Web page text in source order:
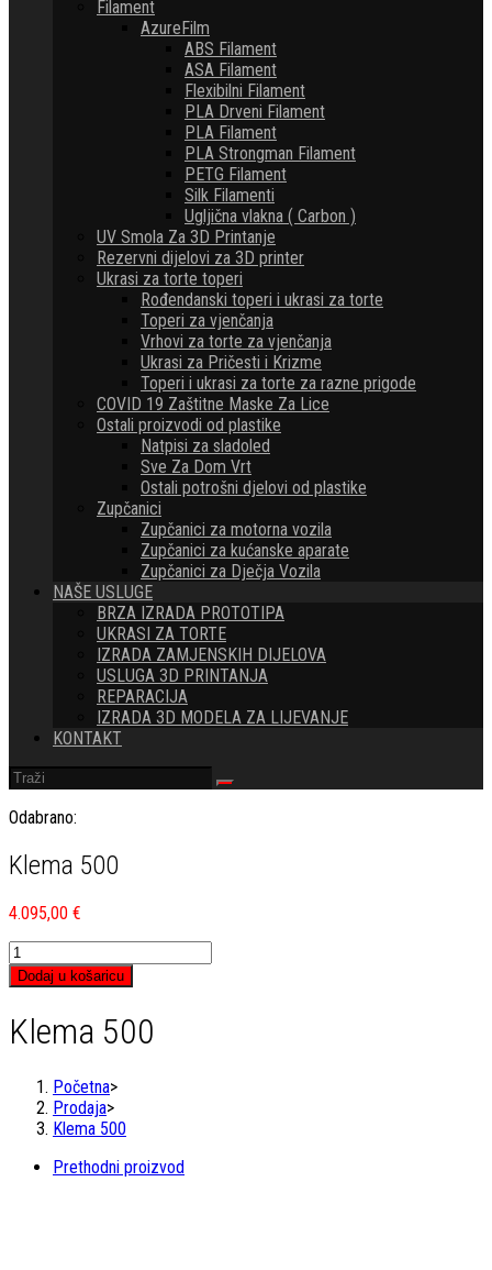
Filament
AzureFilm
ABS Filament
ASA Filament
Flexibilni Filament
PLA Drveni Filament
PLA Filament
PLA Strongman Filament
PETG Filament
Silk Filamenti
Ugljična vlakna ( Carbon )
UV Smola Za 3D Printanje
Rezervni dijelovi za 3D printer
Ukrasi za torte toperi
Rođendanski toperi i ukrasi za torte
Toperi za vjenčanja
Vrhovi za torte za vjenčanja
Ukrasi za Pričesti i Krizme
Toperi i ukrasi za torte za razne prigode
COVID 19 Zaštitne Maske Za Lice
Ostali proizvodi od plastike
Natpisi za sladoled
Sve Za Dom Vrt
Ostali potrošni djelovi od plastike
Zupčanici
Zupčanici za motorna vozila
Zupčanici za kućanske aparate
Zupčanici za Dječja Vozila
NAŠE USLUGE
BRZA IZRADA PROTOTIPA
UKRASI ZA TORTE
IZRADA ZAMJENSKIH DIJELOVA
USLUGA 3D PRINTANJA
REPARACIJA
IZRADA 3D MODELA ZA LIJEVANJE
KONTAKT
Odabrano:
Klema 500
4.095,00 €
Klema
500
količina
Dodaj u košaricu
Klema 500
Početna>
Prodaja>
Klema 500
Prethodni proizvod